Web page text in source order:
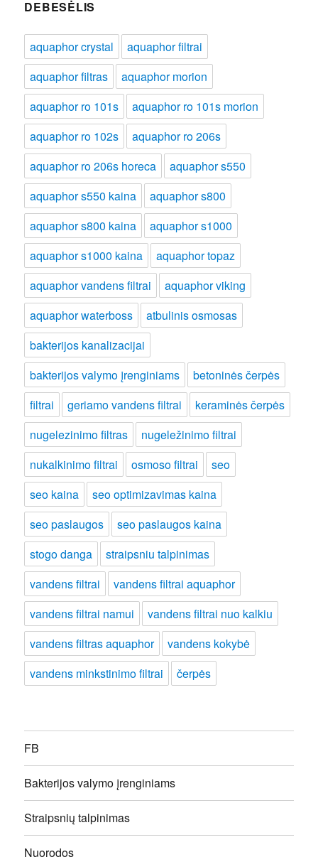
DEBESĖLIS
aquaphor crystal
aquaphor filtrai
aquaphor filtras
aquaphor morion
aquaphor ro 101s
aquaphor ro 101s morion
aquaphor ro 102s
aquaphor ro 206s
aquaphor ro 206s horeca
aquaphor s550
aquaphor s550 kaina
aquaphor s800
aquaphor s800 kaina
aquaphor s1000
aquaphor s1000 kaina
aquaphor topaz
aquaphor vandens filtrai
aquaphor viking
aquaphor waterboss
atbulinis osmosas
bakterijos kanalizacijai
bakterijos valymo įrenginiams
betoninės čerpės
filtrai
geriamo vandens filtrai
keraminės čerpės
nugelezinimo filtras
nugeležinimo filtrai
nukalkinimo filtrai
osmoso filtrai
seo
seo kaina
seo optimizavimas kaina
seo paslaugos
seo paslaugos kaina
stogo danga
straipsniu talpinimas
vandens filtrai
vandens filtrai aquaphor
vandens filtrai namui
vandens filtrai nuo kalkiu
vandens filtras aquaphor
vandens kokybė
vandens minkstinimo filtrai
čerpės
FB
Bakterijos valymo įrenginiams
Straipsnių talpinimas
Nuorodos